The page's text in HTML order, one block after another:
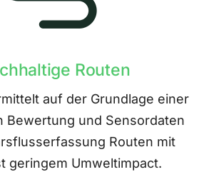
Routen
auf der Grundlage einer
Bewertung und Sensordaten
Routen mit
geringem Umweltimpact.